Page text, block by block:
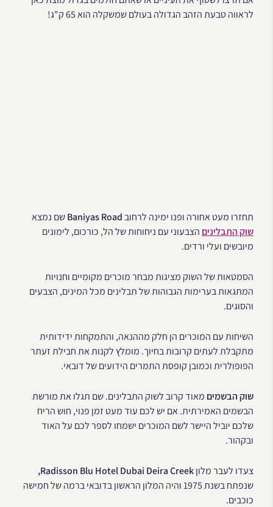
לראווה טבעת הזהב הגדולה בעולם שמשקלה הוא 65 ק"ג!
תחזרו מעט אחורה ופנו ימינה לרחובBaniyas Roadשם נמצא
שוק התבלינים הצבעוני עם ניחוחות של הל, כורכום, לימונים
מיובשים ועלי ורדים.
הסמטאות של השוק מציגות מבחר מוכרים מקומיים וחנויות
המתגאות בערימות הגבוהות של תבלינים מכל המינים, הצבעים
והסוגים.
השיחות עם המוכרים הן חלק מההנאה, והתמקחות ידידותית
מתקבלת לעתים קרובות בחיוך. מומלץ לקנות את חבילת זעתר
הפופולרית וכמובן קופסת התמרים הידועים של דובאי.
שוק הבשמים מאוד קרוב לשוק התבלינים. שם תגלו את מורשת
הבשמים האמירתית. אם יש לכם עוד מעט זמן פנוי, חוש הריח
שלכם יוביל היישר לשם המוכרים ישמחו לספר לכם על האוד
ובקהור.
צעדו לעבר מלוןRadisson Blu Hotel Dubai Deira Creek,
שנפתח בשנת 1975 והיה המלון הראשון בדובאי ברמה של חמישה
כוכבים.